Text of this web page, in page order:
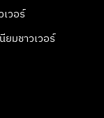
วอร์
ยมชาวเวอร์